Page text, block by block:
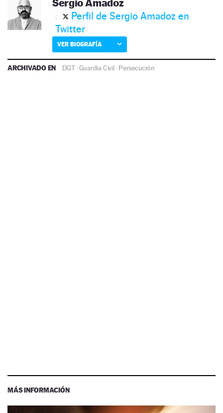
Sergio Amadoz
Perfil de Sergio Amadoz en
Twitter
VER BIOGRAFÍA
ARCHIVADO EN DGT·Guardia Civil· Persecución
MÁS INFORMACIÓN